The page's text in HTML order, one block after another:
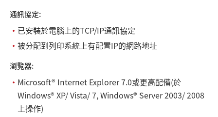
通訊協定:
・ 已安裝於電腦上的TCP/IP通訊協定
・ 被分配到列印系統上有配置IP的網路地址
瀏覽器:
・ Microsoft® Internet Explorer 7.0或更高配備(於
Windows® XP/ Vista/ 7, Windows® Server 2003/ 2008
上操作)